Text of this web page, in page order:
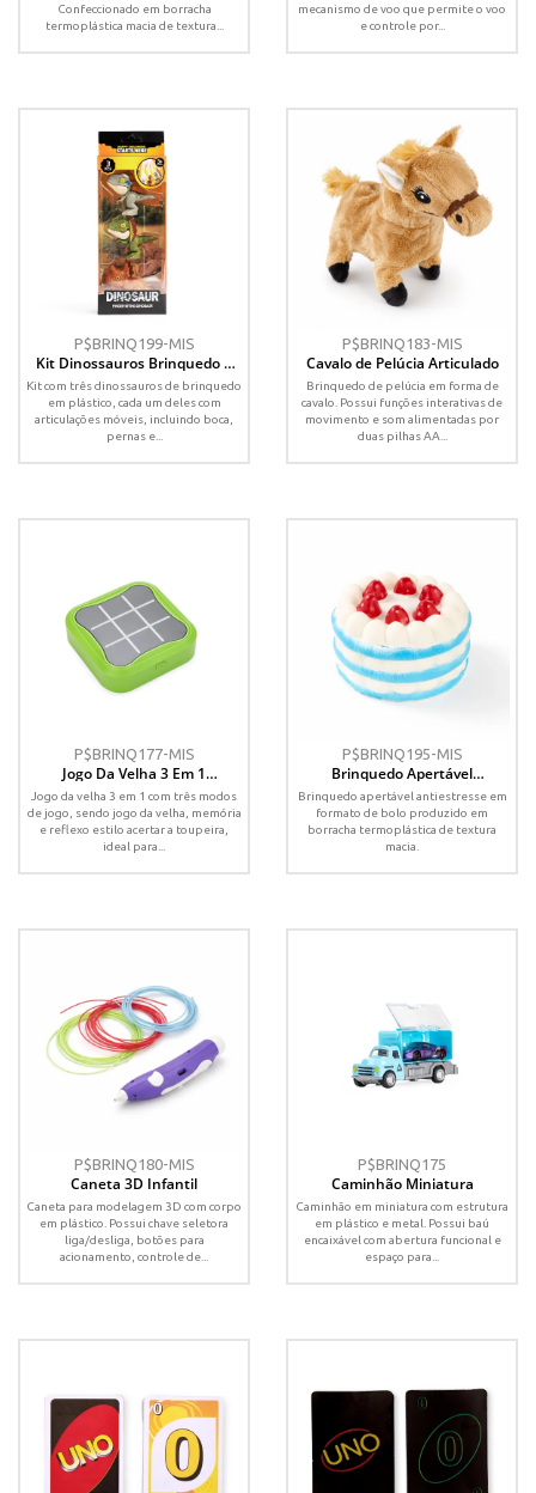
Confeccionado em borracha
termoplástica macia de textura...
mecanismo de voo que permite o voo
e controle por...
P$BRINQ199-MIS
Kit Dinossauros Brinquedo 3
Kit com três dinossauros de brinquedo
em plástico, cada um deles com
articulações móveis, incluindo boca,
pernas e...
P$BRINQ183-MIS
Cavalo de Pelúcia Articulado
Brinquedo de pelúcia em forma de
cavalo. Possui funções interativas de
movimento e som alimentadas por
duas pilhas AA...
P$BRINQ177-MIS
Jogo Da Velha 3 Em 1
Recarregável
Jogo da velha 3 em 1 com três modos
de jogo, sendo jogo da velha, memória
e reflexo estilo acertar a toupeira,
ideal para...
P$BRINQ195-MIS
Brinquedo Apertável
Antiestresse
Brinquedo apertável antiestresse em
formato de bolo produzido em
borracha termoplástica de textura
macia.
P$BRINQ180-MIS
Caneta 3D Infantil
Caneta para modelagem 3D com corpo
em plástico. Possui chave seletora
liga/desliga, botões para
acionamento, controle de...
P$BRINQ175
Caminhão Miniatura
Caminhão em miniatura com estrutura
em plástico e metal. Possui baú
encaixável com abertura funcional e
espaço para...